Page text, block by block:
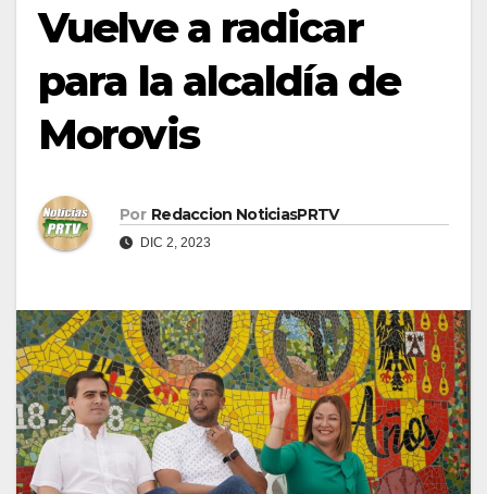
Vuelve a radicar
para la alcaldía de
Morovis
Por Redaccion NoticiasPRTV
DIC 2, 2023